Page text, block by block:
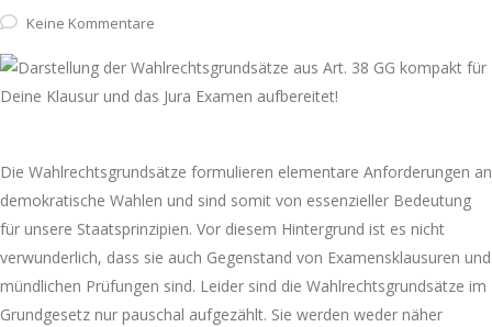
Keine Kommentare
Die Wahlrechtsgrundsätze formulieren elementare Anforderungen an
demokratische Wahlen und sind somit von essenzieller Bedeutung
für unsere Staatsprinzipien. Vor diesem Hintergrund ist es nicht
verwunderlich, dass sie auch Gegenstand von Examensklausuren und
mündlichen Prüfungen sind. Leider sind die Wahlrechtsgrundsätze im
Grundgesetz nur pauschal aufgezählt. Sie werden weder näher